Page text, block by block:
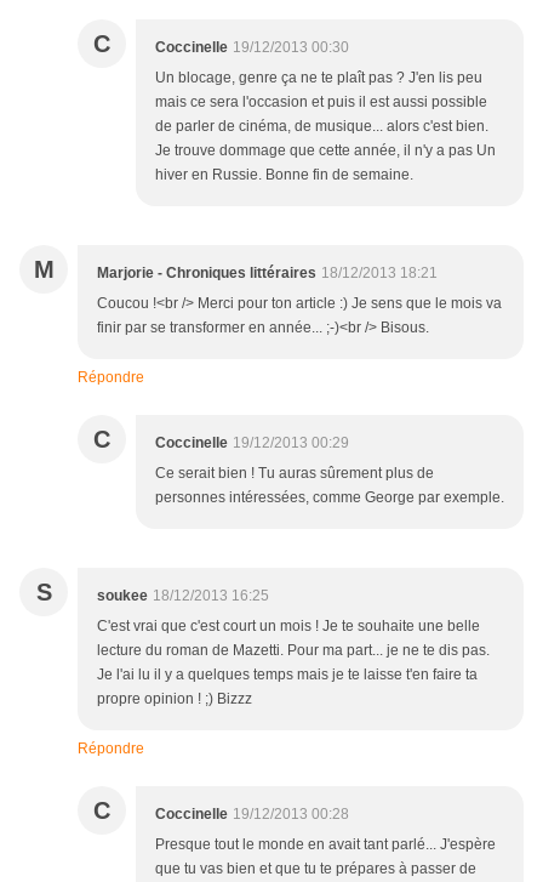
C Coccinelle 19/12/2013 00:30
Un blocage, genre ça ne te plaît pas ? J'en lis peu
mais ce sera l'occasion et puis il est aussi possible
de parler de cinéma, de musique... alors c'est bien.
Je trouve dommage que cette année, il n'y a pas Un
hiver en Russie. Bonne fin de semaine.
M Marjorie - Chroniques littéraires 18/12/2013 18:21
Coucou !<br /> Merci pour ton article :) Je sens que le mois va
finir par se transformer en année... ;-)<br /> Bisous.
Répondre
C Coccinelle 19/12/2013 00:29
Ce serait bien ! Tu auras sûrement plus de
personnes intéressées, comme George par exemple.
S soukee 18/12/2013 16:25
C'est vrai que c'est court un mois ! Je te souhaite une belle
lecture du roman de Mazetti. Pour ma part... je ne te dis pas.
Je l'ai lu il y a quelques temps mais je te laisse t'en faire ta
propre opinion ! ;) Bizzz
Répondre
C Coccinelle 19/12/2013 00:28
Presque tout le monde en avait tant parlé... J'espère
que tu vas bien et que tu te prépares à passer de